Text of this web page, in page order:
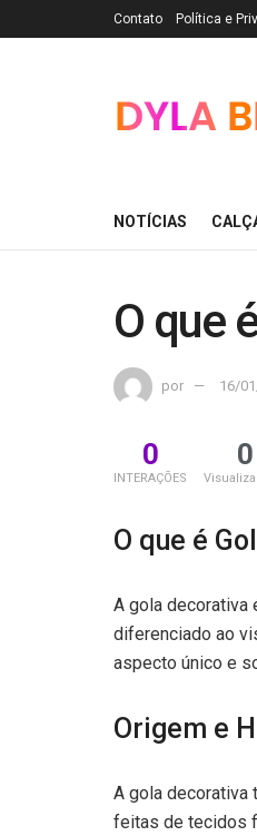
Contato Política e
NOTÍCIAS
O que
por 16/
0
INTERAÇÕES
0
O que é
A gola decorativa
diferenciado ao
aspecto único e
Origem e
A gola decorativa
feitas de tecidos